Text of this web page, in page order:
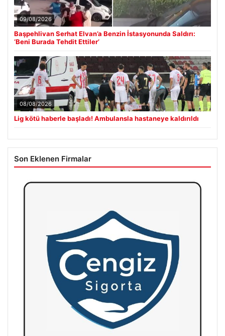
09/08/2026
Başpehlivan Serhat Elvan’a Benzin İstasyonunda Saldırı:
‘Beni Burada Tehdit Ettiler’
08/08/2026
Lig kötü haberle başladı! Ambulansla hastaneye kaldırıldı
Son Eklenen Firmalar